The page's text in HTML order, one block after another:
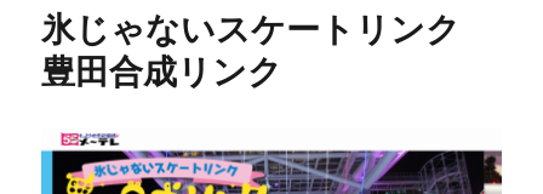
氷じゃないスケートリンク
豊田合成リンク